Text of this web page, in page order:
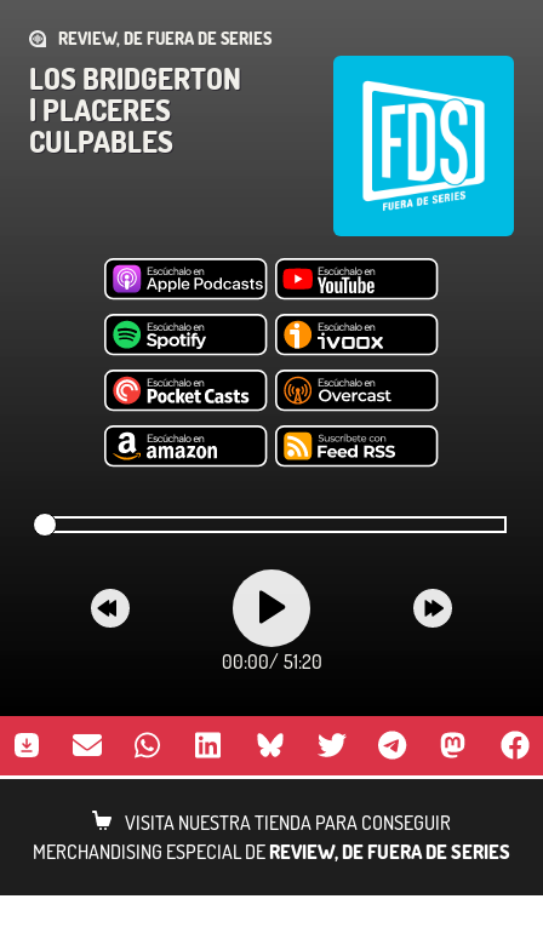
REVIEW, DE FUERA DE SERIES
LOS BRIDGERTON
| PLACERES
CULPABLES
00:00/ 51:20
VISITA NUESTRA TIENDA PARA CONSEGUIR
MERCHANDISING ESPECIAL DEREVIEW, DE FUERA DE SERIES